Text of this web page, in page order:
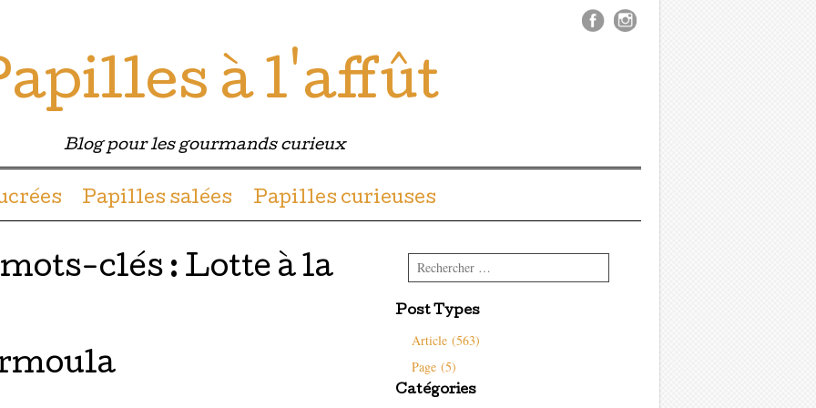
à l'affût
Blog pour les gourmands curieux
contenuPapilles salées Papilles curieuses
clés : Lotte à la
Rechercher
Post Types
Article (563)
Page (5)
Catégories